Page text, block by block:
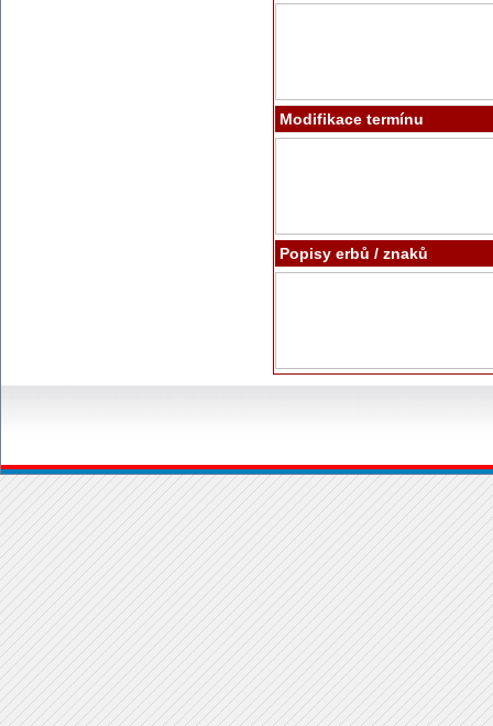
Modifikace termínu
Popisy erbů / znaků